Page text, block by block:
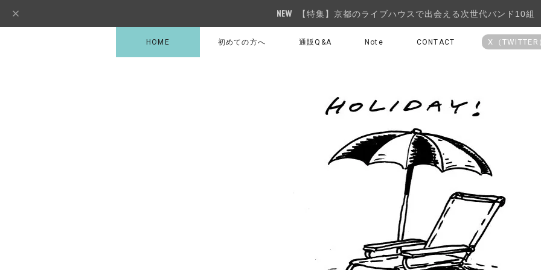
【特集】京都のライブハウスで出会える次世代バンド10組
HOME 初めての方へ 通販Q&A Note CONTACT X（TWITTER